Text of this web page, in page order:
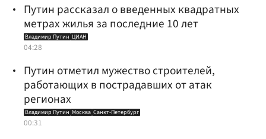
Путин рассказал о введенных квадратных
метрах жилья за последние 10 лет
Владимир Путин ЦИАН
04:28
Путин отметил мужество строителей,
работающих в пострадавших от атак
регионах
Владимир Путин Москва Санкт-Петербург
00:31